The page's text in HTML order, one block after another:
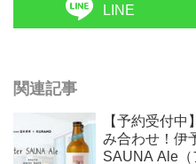
LINE
関連記事
【予約受付
み合わせ！伊
SAUNA Ale（